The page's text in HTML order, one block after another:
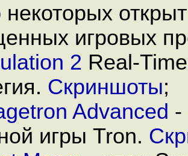
игровых
2 Real-
Скриншоты;
Advanced -
игры Tron.